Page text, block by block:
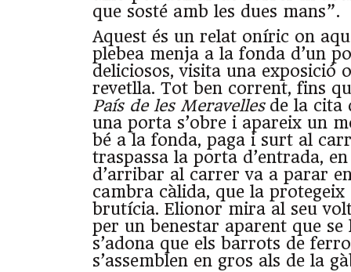
que sosté amb les dues mans”.
Aquest és un relat oníric on
plebea menja a la fonda d’un
deliciosos, visita una exposició
revetlla. Tot ben corrent, fins
País de les Meravelles de la cita
una porta s’obre i apareix un
bé a la fonda, paga i surt al
traspassa la porta d’entrada,
d’arribar al carrer va a parar
cambra càlida, que la
brutícia. Elionor mira al seu
per un benestar aparent que
s’adona que els barrots de
s’assemblen en gros als de la